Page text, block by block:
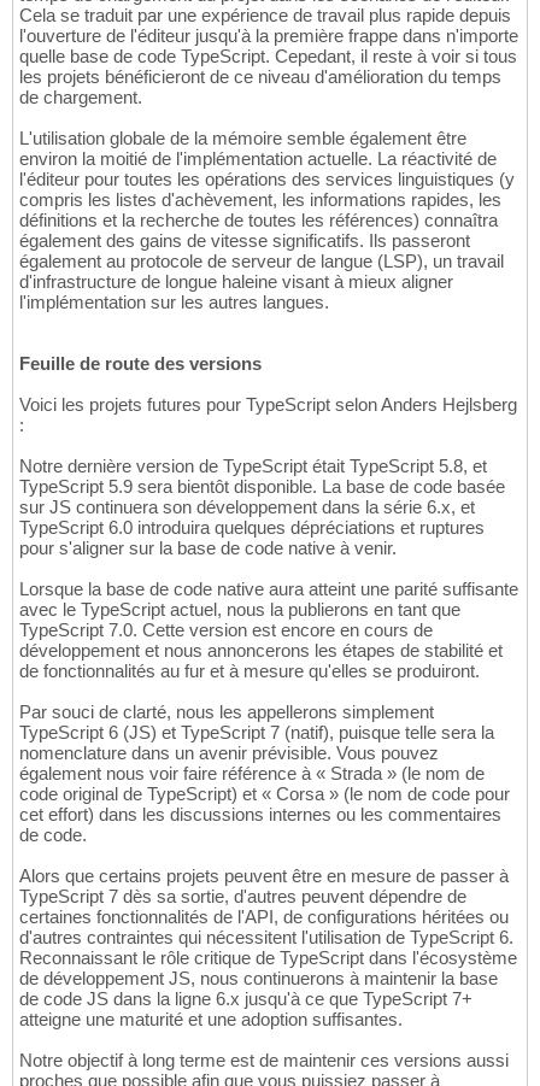
Cela se traduit par une expérience de travail plus rapide depuis
l'ouverture de l'éditeur jusqu'à la première frappe dans n'importe
quelle base de code TypeScript. Cepedant, il reste à voir si tous
les projets bénéficieront de ce niveau d'amélioration du temps
de chargement.
L'utilisation globale de la mémoire semble également être
environ la moitié de l'implémentation actuelle. La réactivité de
l'éditeur pour toutes les opérations des services linguistiques (y
compris les listes d'achèvement, les informations rapides, les
définitions et la recherche de toutes les références) connaîtra
également des gains de vitesse significatifs. Ils passeront
également au protocole de serveur de langue (LSP), un travail
d'infrastructure de longue haleine visant à mieux aligner
l'implémentation sur les autres langues.
Feuille de route des versions
Voici les projets futures pour TypeScript selon Anders Hejlsberg
:
Notre dernière version de TypeScript était TypeScript 5.8, et
TypeScript 5.9 sera bientôt disponible. La base de code basée
sur JS continuera son développement dans la série 6.x, et
TypeScript 6.0 introduira quelques dépréciations et ruptures
pour s'aligner sur la base de code native à venir.
Lorsque la base de code native aura atteint une parité suffisante
avec le TypeScript actuel, nous la publierons en tant que
TypeScript 7.0. Cette version est encore en cours de
développement et nous annoncerons les étapes de stabilité et
de fonctionnalités au fur et à mesure qu'elles se produiront.
Par souci de clarté, nous les appellerons simplement
TypeScript 6 (JS) et TypeScript 7 (natif), puisque telle sera la
nomenclature dans un avenir prévisible. Vous pouvez
également nous voir faire référence à « Strada » (le nom de
code original de TypeScript) et « Corsa » (le nom de code pour
cet effort) dans les discussions internes ou les commentaires
de code.
Alors que certains projets peuvent être en mesure de passer à
TypeScript 7 dès sa sortie, d'autres peuvent dépendre de
certaines fonctionnalités de l'API, de configurations héritées ou
d'autres contraintes qui nécessitent l'utilisation de TypeScript 6.
Reconnaissant le rôle critique de TypeScript dans l'écosystème
de développement JS, nous continuerons à maintenir la base
de code JS dans la ligne 6.x jusqu'à ce que TypeScript 7+
atteigne une maturité et une adoption suffisantes.
Notre objectif à long terme est de maintenir ces versions aussi
proches que possible afin que vous puissiez passer à